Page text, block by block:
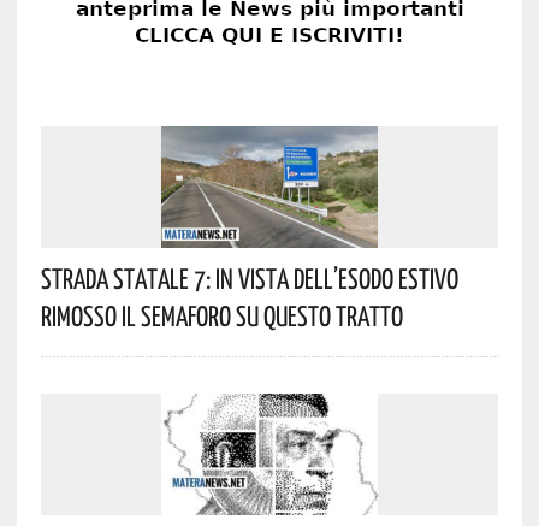
Strada Statale 7: In Vista Dell’esodo Estivo
Rimosso Il Semaforo Su Questo Tratto